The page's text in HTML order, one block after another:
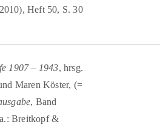
Heft 50, S. 30
1907 – 1943, hrsg.
Maren Köster, (=
, Band
Breitkopf &